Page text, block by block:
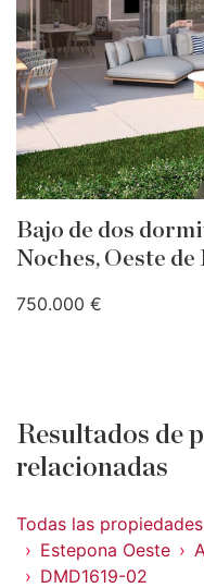
Bajo de dos
Noches, Oeste de
750.000 €
Resultados de
relacionadas
Todas las
Estepona Oeste
DMD1619-02